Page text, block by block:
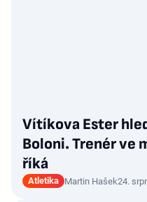
Vítíkova Ester
Boloni. Trenér ve
říká
Atletika Martin Hašek24.